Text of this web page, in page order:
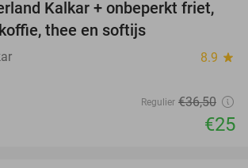
32%
Kalkar + onbeperkt friet,
thee en softijs
8.9 star
Regulier €36,50
€25